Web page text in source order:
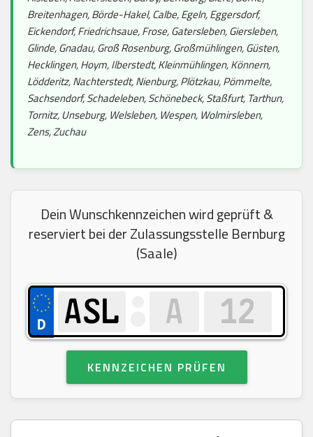
Breitenhagen, Börde-Hakel, Calbe, Egeln, Eggersdorf,
Eickendorf, Friedrichsaue, Frose, Gatersleben, Giersleben,
Glinde, Gnadau, Groß Rosenburg, Großmühlingen, Güsten,
Hecklingen, Hoym, Ilberstedt, Kleinmühlingen, Könnern,
Lödderitz, Nachterstedt, Nienburg, Plötzkau, Pömmelte,
Sachsendorf, Schadeleben, Schönebeck, Staßfurt, Tarthun,
Tornitz, Unseburg, Welsleben, Wespen, Wolmirsleben,
Zens, Zuchau
Dein Wunschkennzeichen wird geprüft &
reserviert bei der Zulassungsstelle Bernburg
(Saale)
KENNZEICHEN PRÜFEN